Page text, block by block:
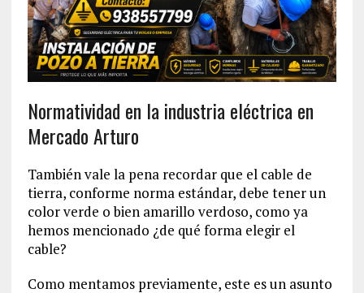
Normatividad en la industria eléctrica en
Mercado Arturo
También vale la pena recordar que el cable de
tierra, conforme norma estándar, debe tener un
color verde o bien amarillo verdoso, como ya
hemos mencionado ¿de qué forma elegir el
cable?
Como mentamos previamente, este es un asunto